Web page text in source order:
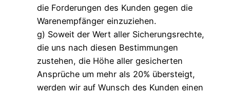
die Forderungen des Kunden gegen die
Warenempfänger einzuziehen.
g) Soweit der Wert aller Sicherungsrechte,
die uns nach diesen Bestimmungen
zustehen, die Höhe aller gesicherten
Ansprüche um mehr als 20% übersteigt,
werden wir auf Wunsch des Kunden einen